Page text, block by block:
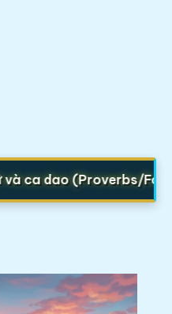
dao (Proverbs/Folk